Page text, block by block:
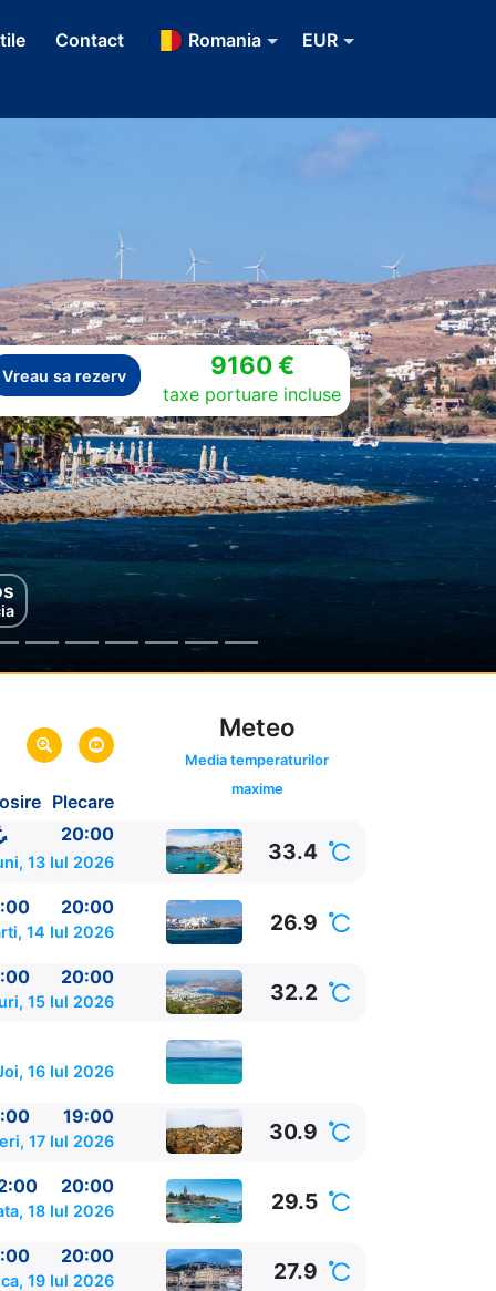
Contact Romania EUR
Vreau sa rezerv 9160 €
taxe portuare incluse
Next
Plecare
Meteo
Media temperaturilor
maxime
20:00
13 Iul 2026 33.4
20:00
14 Iul 2026 26.9
20:00
15 Iul 2026 32.2
16 Iul 2026
19:00
17 Iul 2026 30.9
20:00
18 Iul 2026 29.5
20:00
19 Iul 2026 27.9